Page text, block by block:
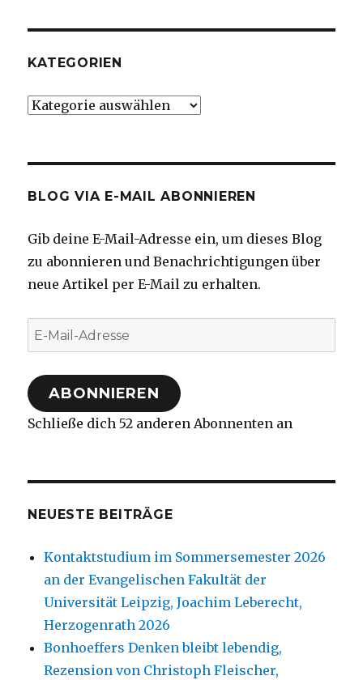
KATEGORIEN
Kategorien
BLOG VIA E-MAIL ABONNIEREN
Gib deine E-Mail-Adresse ein, um dieses Blog
zu abonnieren und Benachrichtigungen über
neue Artikel per E-Mail zu erhalten.
E-
Mail-
Adresse
ABONNIEREN
Schließe dich 52 anderen Abonnenten an
NEUESTE BEITRÄGE
Kontaktstudium im Sommersemester 2026
an der Evangelischen Fakultät der
Universität Leipzig, Joachim Leberecht,
Herzogenrath 2026
Bonhoeffers Denken bleibt lebendig,
Rezension von Christoph Fleischer,